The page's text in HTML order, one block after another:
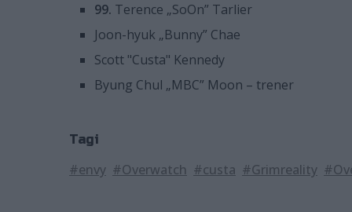
99. Terence „SoOn” Tarlier
Joon-hyuk „Bunny” Chae
Scott "Custa" Kennedy
Byung Chul „MBC” Moon – trener
Tagi
#envy #Overwatch #custa #Grimreality